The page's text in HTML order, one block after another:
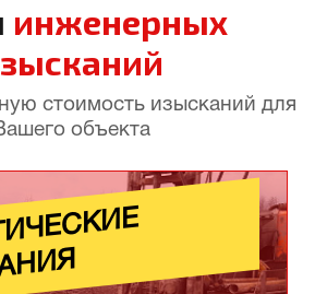
инженерных
стоимость изысканий для
объекта